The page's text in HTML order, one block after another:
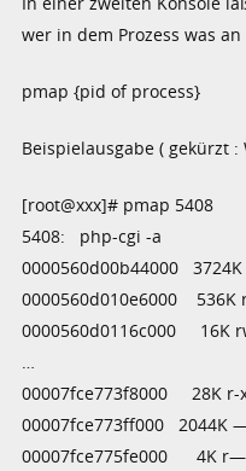
wer in dem Prozess was
pmap {pid of process}
Beispielausgabe ( gekürzt
[root@xxx]# pmap 5408
5408: php-cgi -a
0000560d00b44000
0000560d010e6000
0000560d0116c000 16K
…
00007fce773f8000 28K r-
00007fce773ff000 2044K
00007fce775fe000 4K